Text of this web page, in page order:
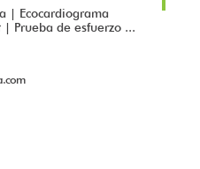
| Ecocardiograma
Prueba de esfuerzo ...